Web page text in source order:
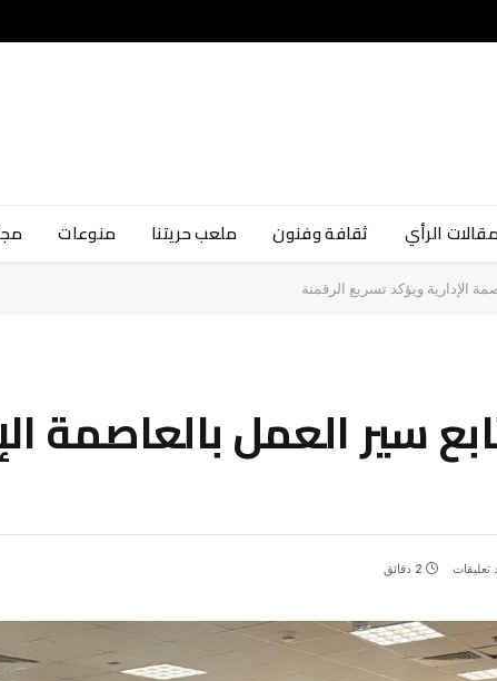
مقالات الرأي ثقافة وفنون ملعب حريتنا منوعات
الإدارية ويؤكد تسريع الرقمنة
سير العمل بالعاصمة
تعليقات 2 دقائق